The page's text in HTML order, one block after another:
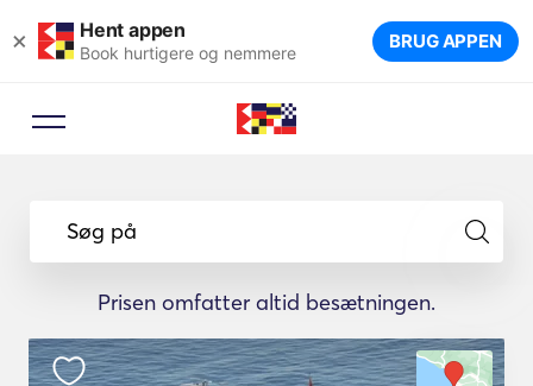
× Hent appen
Book hurtigere og nemmere BRUG APPEN
Søg på
Prisen omfatter altid besætningen.